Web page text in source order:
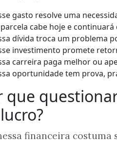
gasto resolve uma
cabe hoje e
dívida troca um problema
investimento promete
carreira paga melhor ou
oportunidade tem prova,
que
financeira